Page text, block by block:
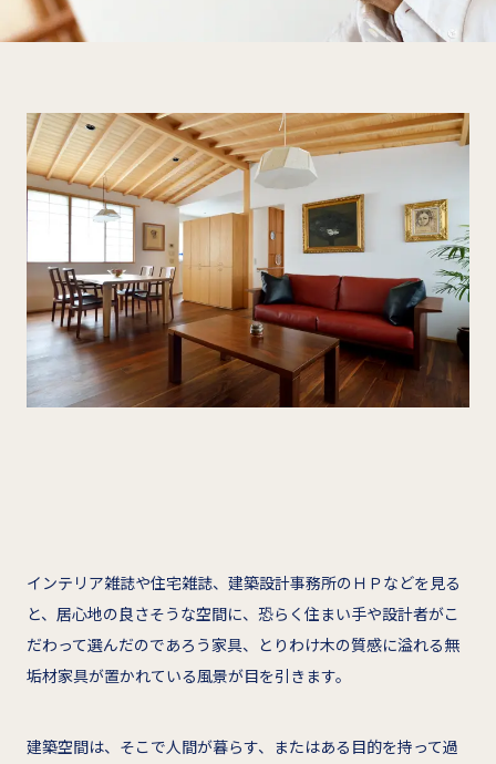
インテリア雑誌や住宅雑誌、建築設計事務所のＨＰなどを見る
と、居心地の良さそうな空間に、恐らく住まい手や設計者がこ
だわって選んだのであろう家具、とりわけ木の質感に溢れる無
垢材家具が置かれている風景が目を引きます。
建築空間は、そこで人間が暮らす、またはある目的を持って過